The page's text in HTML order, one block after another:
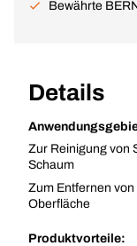
Bewährte
Details
Zur Reinigung von
Schaum
Zum Entfernen
Oberfläche
Produktvorteile: